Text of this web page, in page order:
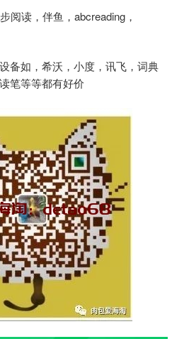
阅读，伴鱼，abcreading，
备如，希沃，小度，讯飞，词典
笔等等都有好价